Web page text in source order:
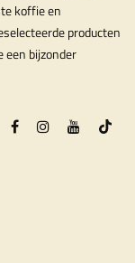
koffie en
producten
een bijzonder